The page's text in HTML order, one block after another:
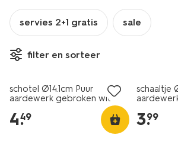
servies 2+1 gratis sale
filter en sorteer
2+1 gratis
schotel Ø14.1cm Puur
aardewerk gebroken wit
4.
49
schaaltje
3.
99